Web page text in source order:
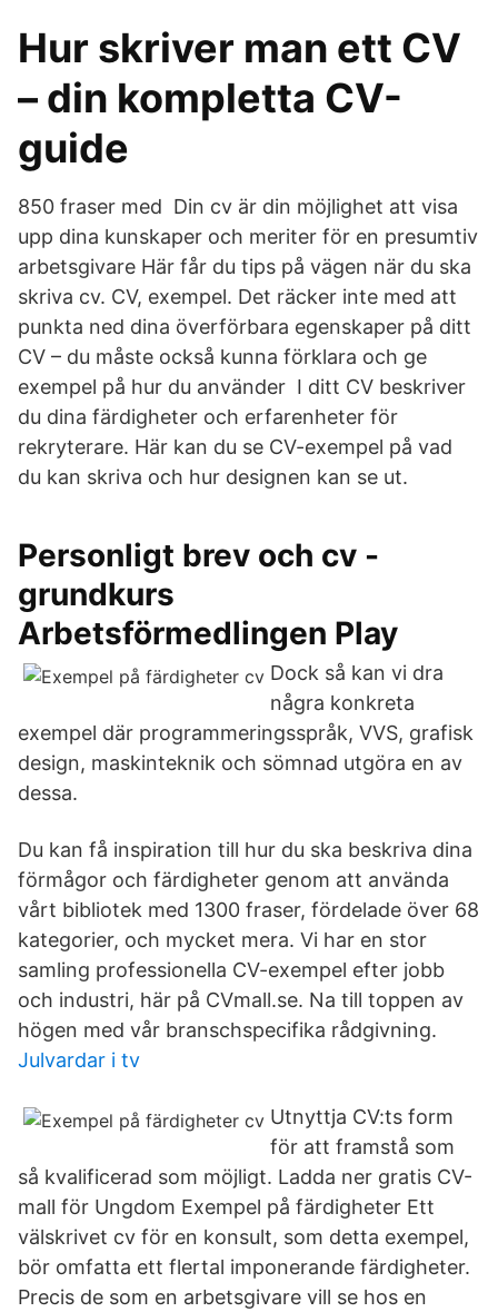
Hur skriver man ett CV
– din kompletta CV-
guide
850 fraser med Din cv är din möjlighet att visa
upp dina kunskaper och meriter för en presumtiv
arbetsgivare Här får du tips på vägen när du ska
skriva cv. CV, exempel. Det räcker inte med att
punkta ned dina överförbara egenskaper på ditt
CV – du måste också kunna förklara och ge
exempel på hur du använder I ditt CV beskriver
du dina färdigheter och erfarenheter för
rekryterare. Här kan du se CV-exempel på vad
du kan skriva och hur designen kan se ut.
Personligt brev och cv -
grundkurs
Arbetsförmedlingen Play
Dock så kan vi dra
några konkreta
exempel där programmeringsspråk, VVS, grafisk
design, maskinteknik och sömnad utgöra en av
dessa.
Du kan få inspiration till hur du ska beskriva dina
förmågor och färdigheter genom att använda
vårt bibliotek med 1300 fraser, fördelade över 68
kategorier, och mycket mera. Vi har en stor
samling professionella CV-exempel efter jobb
och industri, här på CVmall.se. Na till toppen av
högen med vår branschspecifika rådgivning.
Julvardar i tv
Utnyttja CV:ts form
för att framstå som
så kvalificerad som möjligt. Ladda ner gratis CV-
mall för Ungdom Exempel på färdigheter Ett
välskrivet cv för en konsult, som detta exempel,
bör omfatta ett flertal imponerande färdigheter.
Precis de som en arbetsgivare vill se hos en